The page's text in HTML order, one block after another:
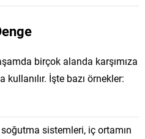
birçok alanda karşımıza
İşte bazı örnekler:
soğutma sistemleri, iç ortamın